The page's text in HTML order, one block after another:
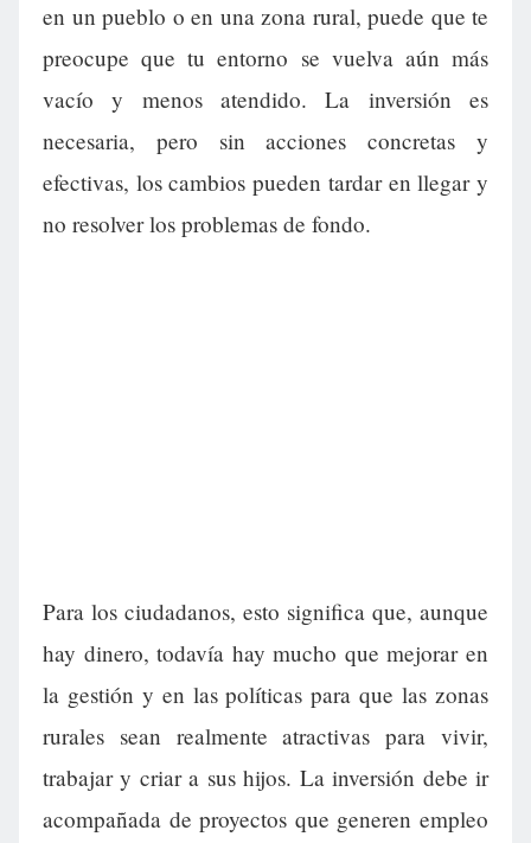
en un pueblo o en una zona rural, puede que te
preocupe que tu entorno se vuelva aún más
vacío y menos atendido. La inversión es
necesaria, pero sin acciones concretas y
efectivas, los cambios pueden tardar en llegar y
no resolver los problemas de fondo.
Para los ciudadanos, esto significa que, aunque
hay dinero, todavía hay mucho que mejorar en
la gestión y en las políticas para que las zonas
rurales sean realmente atractivas para vivir,
trabajar y criar a sus hijos. La inversión debe ir
acompañada de proyectos que generen empleo